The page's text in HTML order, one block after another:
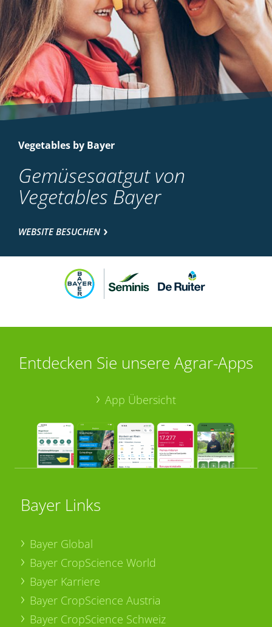
Vegetables by Bayer
Gemüsesaatgut von
Vegetables Bayer
WEBSITE BESUCHEN
Entdecken Sie unsere Agrar-Apps
App Übersicht
Bayer Links
Bayer Global
Bayer CropScience World
Bayer Karriere
Bayer CropScience Austria
Bayer CropScience Schweiz